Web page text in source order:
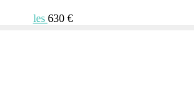
les 630 €